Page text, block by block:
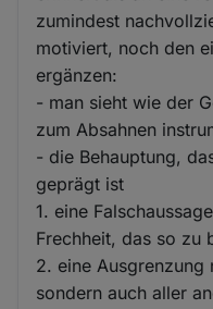
zumindest
motiviert, noch den
ergänzen:
- man sieht wie der
zum Absahnen
- die Behauptung,
geprägt ist
1. eine
Frechheit, das so zu
2. eine Ausgrenzung
sondern auch aller